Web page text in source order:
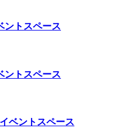
ントスペース
ントスペース
ベントスペース